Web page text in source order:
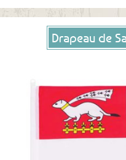
Drapeau de